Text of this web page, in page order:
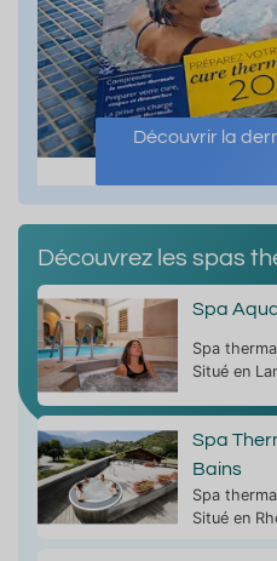
Découvrir la
Découvrez les spas
Spa
Spa
Situé en
Spa
Bains
Spa
Situé en